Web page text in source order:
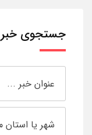
جستجوی خبر